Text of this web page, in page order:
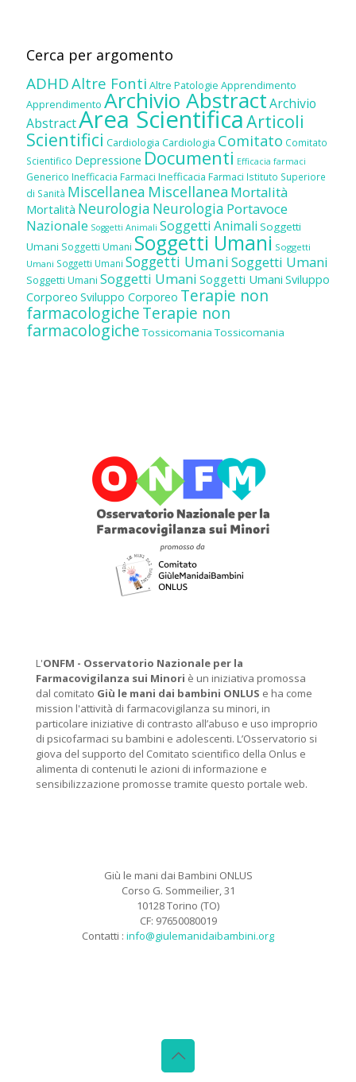
Cerca per argomento
ADHDAltre Fonti Altre Patologie Apprendimento
Apprendimento Archivio AbstractArchivio
AbstractArea ScientificaArticoli
Scientifici Cardiologia Cardiologia Comitato Comitato
Scientifico Depressione Documenti Efficacia farmaci
Generico Inefficacia Farmaci Inefficacia Farmaci Istituto Superiore
di Sanità Miscellanea Miscellanea Mortalità
Mortalità Neurologia Neurologia Portavoce
Nazionale Soggetti Animali Soggetti Animali Soggetti
Umani Soggetti Umani Soggetti Umani Soggetti
Umani Soggetti Umani Soggetti UmaniSoggetti Umani
Soggetti Umani Soggetti Umani Soggetti Umani Sviluppo
Corporeo Sviluppo Corporeo Terapie non
farmacologicheTerapie non
farmacologiche Tossicomania Tossicomania
L'ONFM - Osservatorio Nazionale per la
Farmacovigilanza sui Minori è un iniziativa promossa
dal comitato Giù le mani dai bambini ONLUS e ha come
mission l'attività di farmacovigilanza su minori, in
particolare iniziative di contrasto all’abuso e uso improprio
di psicofarmaci su bambini e adolescenti. L’Osservatorio si
giova del supporto del Comitato scientifico della Onlus e
alimenta di contenuti le azioni di informazione e
sensibilizzazione promosse tramite questo portale web.
Giù le mani dai Bambini ONLUS
Corso G. Sommeilier, 31
10128 Torino (TO)
CF: 97650080019
Contatti : info@giulemanidaibambini.org